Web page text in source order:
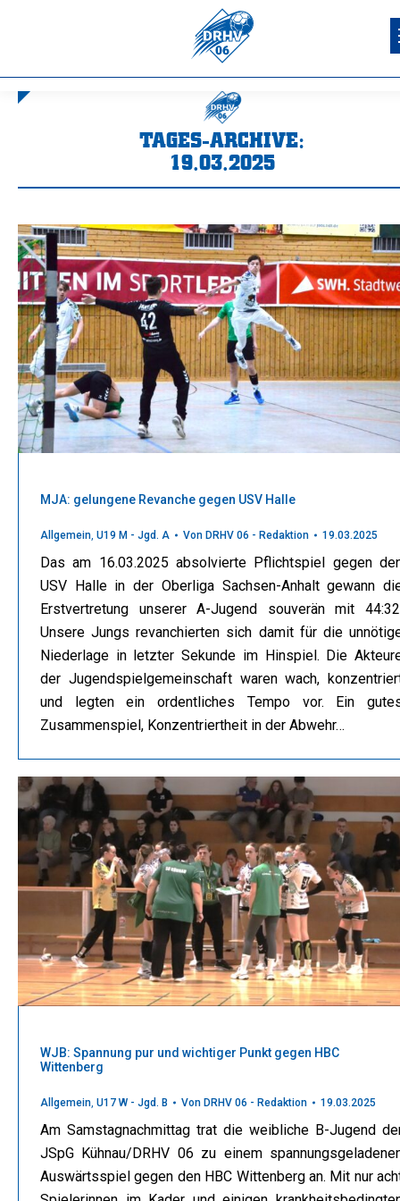
TAGES-ARCHIVE:
19.03.2025
MJA: gelungene Revanche gegen USV Halle
Allgemein, U19 M - Jgd. A Von DRHV 06 - Redaktion 19.03.2025
Das am 16.03.2025 absolvierte Pflichtspiel gegen
USV Halle in der Oberliga Sachsen-Anhalt gewann
Erstvertretung unserer A-Jugend souverän mit
Unsere Jungs revanchierten sich damit für die
Niederlage in letzter Sekunde im Hinspiel. Die
der Jugendspielgemeinschaft waren wach,
und legten ein ordentliches Tempo vor. Ein
Zusammenspiel, Konzentriertheit in der Abwehr…
WJB: Spannung pur und wichtiger Punkt gegen HBC
Wittenberg
Allgemein, U17 W - Jgd. B Von DRHV 06 - Redaktion 19.03.2025
Am Samstagnachmittag trat die weibliche B-Jugend
JSpG Kühnau/DRHV 06 zu einem
Auswärtsspiel gegen den HBC Wittenberg an. Mit nur